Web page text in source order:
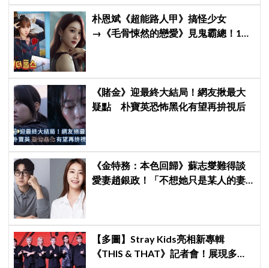
朴恩斌《超能路人甲》搞怪少女
→《毛骨悚然的戀愛》見鬼霸總！180
《賭金》迎最終大結局！網友揪最大
疑點 朴寶英恐怖黑化有望再拚視后
《金特務：本色回歸》蘇志燮難得談
愛妻趙銀政！「不想她只是某人的妻
【多圖】Stray Kids亮相新專輯
《THIS & THAT》記者會！展現多才